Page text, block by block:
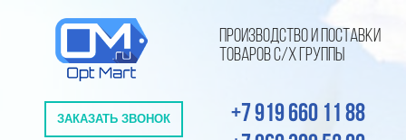
ПРОИЗВОДСТВО И ПОСТАВКИ
ТОВАРОВ С/Х ГРУППЫ
ЗАКАЗАТЬ ЗВОНОК
+7 919 660 11 88